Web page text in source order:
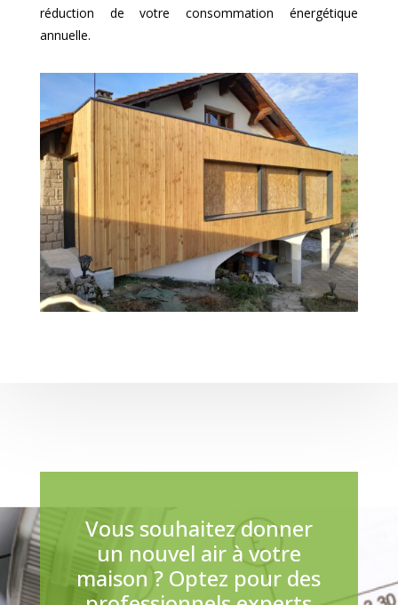
réduction de votre consommation énergétique
annuelle.
Vous souhaitez donner
un nouvel air à votre
maison ? Optez pour des